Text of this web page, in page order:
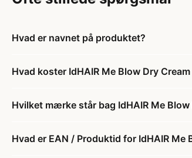
Hvad er navnet på produktet?
Hvad koster IdHAIR Me Blow Dry
Hvilket mærke står bag IdHAIR Me Blow
Hvad er EAN / Produktid for IdHAIR Me